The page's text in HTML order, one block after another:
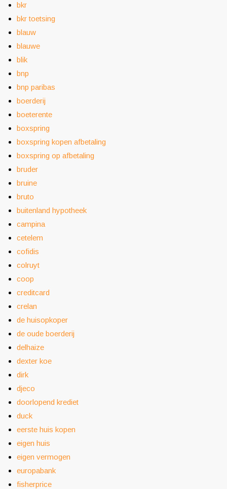
bkr
bkr toetsing
blauw
blauwe
blik
bnp
bnp paribas
boerderij
boeterente
boxspring
boxspring kopen afbetaling
boxspring op afbetaling
bruder
bruine
bruto
buitenland hypotheek
campina
cetelem
cofidis
colruyt
coop
creditcard
crelan
de huisopkoper
de oude boerderij
delhaize
dexter koe
dirk
djeco
doorlopend krediet
duck
eerste huis kopen
eigen huis
eigen vermogen
europabank
fisherprice